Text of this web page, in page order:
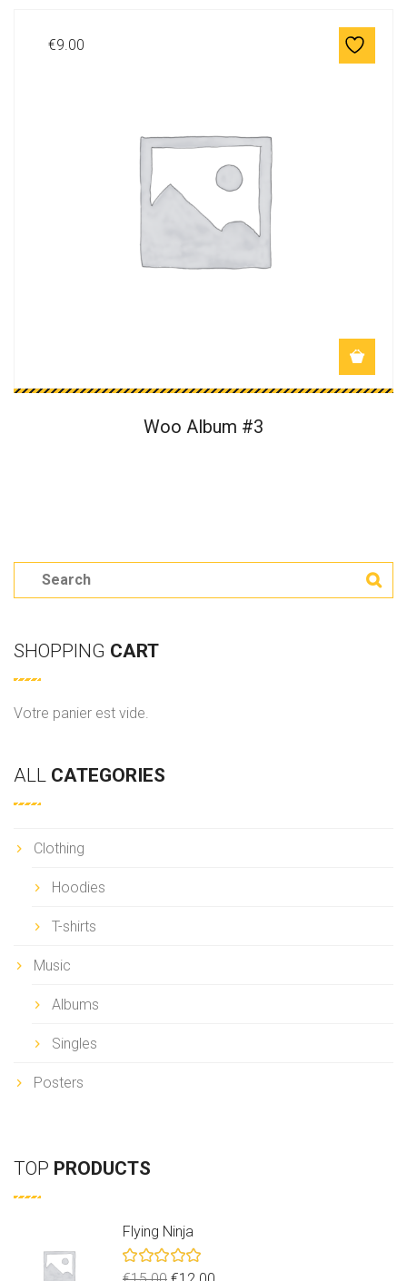
€9.00
Woo Album #3
e
r
c
h
SHOPPING CART
Votre panier est vide.
ALL CATEGORIES
Clothing
Hoodies
T-shirts
Music
Albums
Singles
Posters
TOP PRODUCTS
Flying Ninja
Note5.00